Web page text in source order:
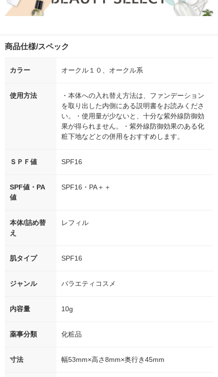
商品仕様/スペック
カラー オークル１０、オークル系
使用方法
・本体への入れ替え方法は、ファンデーション
を取り出した内側にある説明書をお読みくださ
い。・使用量が少ないと、十分な紫外線防御効
果が得られません。・紫外線防御効果のある化
粧下地などとの併用をおすすめします。
ＳＰＦ値 SPF16
SPF値・PA
値
SPF16・PA＋＋
本体/詰め替
え
レフィル
肌タイプ SPF16
ジャンル バラエティコスメ
内容量 10g
薬事分類 化粧品
寸法 幅53mm×高さ8mm×奥行き45mm